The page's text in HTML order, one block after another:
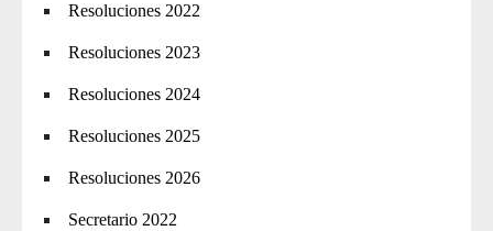
Resoluciones 2022
Resoluciones 2023
Resoluciones 2024
Resoluciones 2025
Resoluciones 2026
Secretario 2022